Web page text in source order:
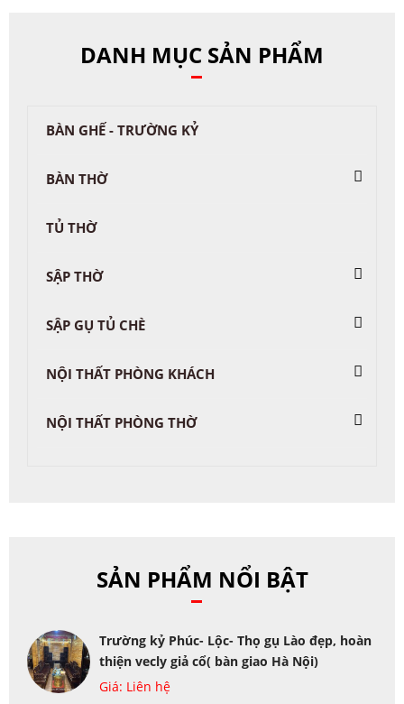
DANH MỤC SẢN PHẨM
BÀN GHẾ - TRƯỜNG KỶ
BÀN THỜ
TỦ THỜ
SẬP THỜ
SẬP GỤ TỦ CHÈ
NỘI THẤT PHÒNG KHÁCH
NỘI THẤT PHÒNG THỜ
SẢN PHẨM NỔI BẬT
Trường kỷ Phúc- Lộc- Thọ gụ Lào đẹp, hoàn
thiện vecly giả cổ( bàn giao Hà Nội)
Giá: Liên hệ